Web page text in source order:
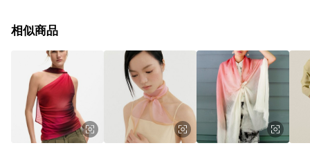
Nike Kids 換貨須知： 1. 請提交您的換貨要求並聯繫我們的客戶
單創建一個新的訂單編號。 3.請通知LINE您的新訂單編號。
4.LINE 將向 Mytheresa 提出交換訂單的返現請求。 5. 請按照
Mytheresa.com 上的換貨指南完成您的換貨。 6. 請等待驗證的
返現顯示在您的界面上，這可能需要幾個月，因為它需要進行手
動處理。
相似商品